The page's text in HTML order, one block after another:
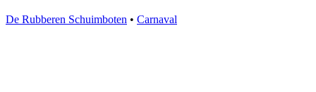
De Rubberen Schuimboten • Carnaval